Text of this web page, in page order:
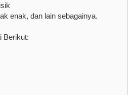
enak, dan lain sebagainya.
Berikut: